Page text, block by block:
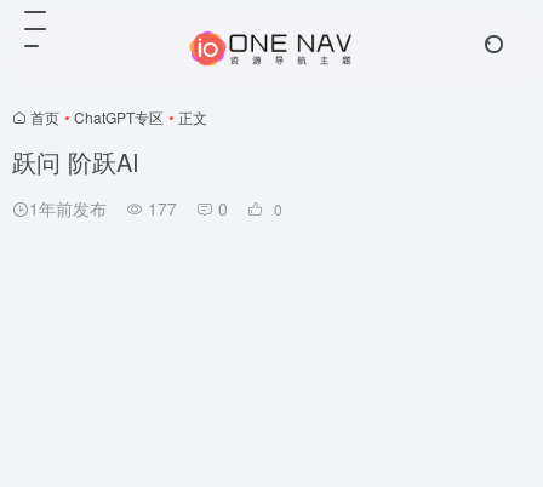
首页 • ChatGPT专区 • 正文
跃问 阶跃AI
1年前发布 177 0 0